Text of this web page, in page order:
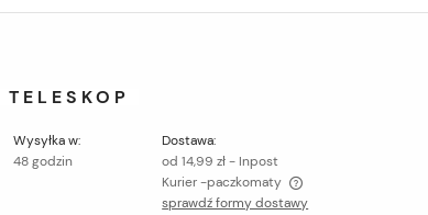
Wysyłka w:
48 godzin
Dostawa:
od 14,99 zł - Inpost
Kurier -paczkomaty
sprawdź formy dostawy